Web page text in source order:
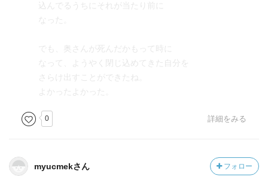
込んでるうちにそれが当たり前に
なった。
でも、奥さんが死んだかもって時に
なって、ようやく閉じ込めてきた自分を
さらけ出すことができたね。
よかったよかった。
0 詳細をみる
myucmekさん フォロー